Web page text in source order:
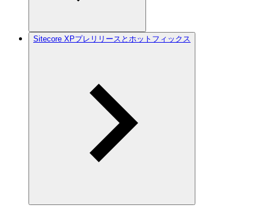
Sitecore XPプレリリースとホットフィックス